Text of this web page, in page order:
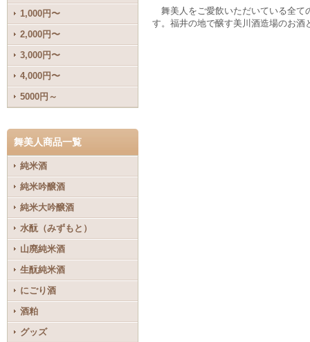
1,000円〜
2,000円〜
3,000円〜
4,000円〜
5000円～
舞美人商品一覧
純米酒
純米吟醸酒
純米大吟醸酒
水酛（みずもと）
山廃純米酒
生酛純米酒
にごり酒
酒粕
グッズ
舞美人をご愛飲いただいている全て
す。福井の地で醸す美川酒造場のお